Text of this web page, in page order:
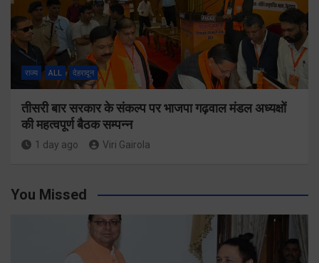
राज्य ALL देहरादून
तीसरी बार सरकार के संकल्प पर भाजपा गढ़वाल मंडल अध्यक्षों
की महत्वपूर्ण बैठक सम्पन्न
1 day ago Viri Gairola
You Missed